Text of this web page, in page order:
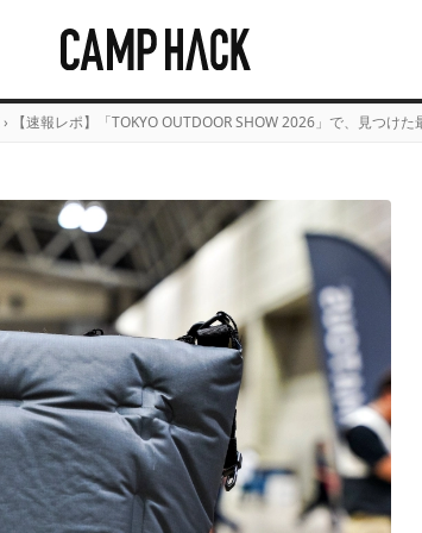
› 【速報レポ】「TOKYO OUTDOOR SHOW 2026」で、見つけ